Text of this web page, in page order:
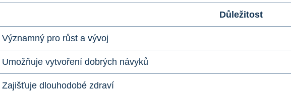
Důležitost
Významný pro růst a vývoj
Umožňuje vytvoření dobrých návyků
Zajišťuje dlouhodobé zdraví